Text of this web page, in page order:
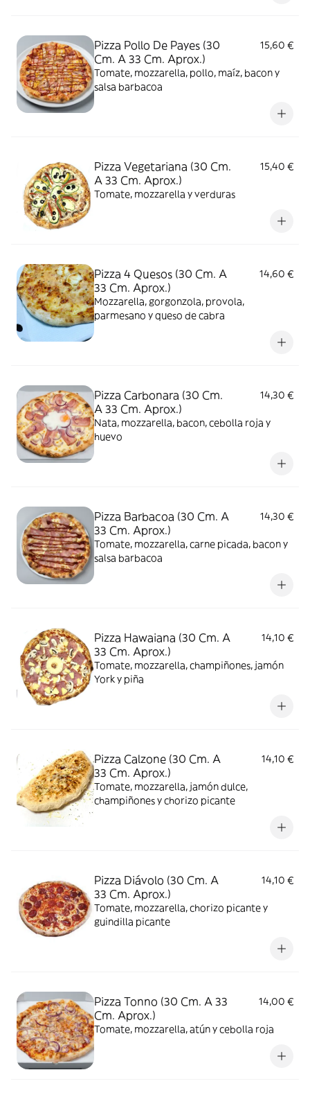
Pizza Pollo De Payes (30
Cm. A 33 Cm. Aprox.)
15,60 €
Tomate, mozzarella, pollo, maíz, bacon y
salsa barbacoa
Pizza Vegetariana (30 Cm.
A 33 Cm. Aprox.)
15,40 €
Tomate, mozzarella y verduras
Pizza 4 Quesos (30 Cm. A
33 Cm. Aprox.)
14,60 €
Mozzarella, gorgonzola, provola,
parmesano y queso de cabra
Pizza Carbonara (30 Cm.
A 33 Cm. Aprox.)
14,30 €
Nata, mozzarella, bacon, cebolla roja y
huevo
Pizza Barbacoa (30 Cm. A
33 Cm. Aprox.)
14,30 €
Tomate, mozzarella, carne picada, bacon y
salsa barbacoa
Pizza Hawaiana (30 Cm. A
33 Cm. Aprox.)
14,10 €
Tomate, mozzarella, champiñones, jamón
York y piña
Pizza Calzone (30 Cm. A
33 Cm. Aprox.)
14,10 €
Tomate, mozzarella, jamón dulce,
champiñones y chorizo picante
Pizza Diávolo (30 Cm. A
33 Cm. Aprox.)
14,10 €
Tomate, mozzarella, chorizo picante y
guindilla picante
Pizza Tonno (30 Cm. A 33
Cm. Aprox.)
14,00 €
Tomate, mozzarella, atún y cebolla roja